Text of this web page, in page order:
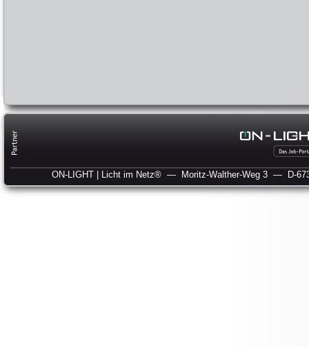
ON-LIGHT | Licht im Netz® — Moritz-Walther-Weg 3 — D-